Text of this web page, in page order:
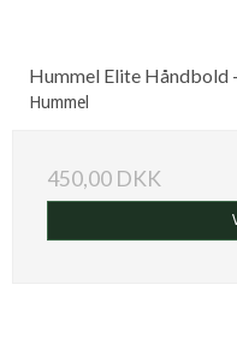
Hummel Elite Håndbold
Hummel
450,00 DKK